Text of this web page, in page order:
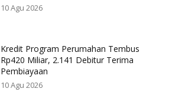
10 Agu 2026
Kredit Program Perumahan Tembus
Rp420 Miliar, 2.141 Debitur Terima
Pembiayaan
10 Agu 2026